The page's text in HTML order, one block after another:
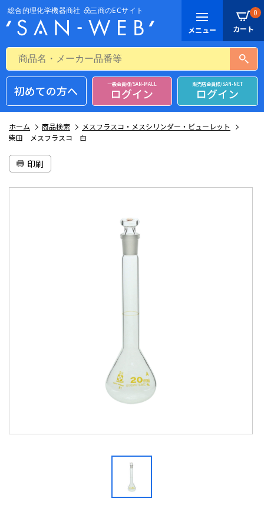
0
初めての方へ 一般会員様/SAN-MALL
ログイン
販売店会員様/SAN-NET
ログイン
ホーム 商品検索
メスフラスコ・メスシリンダー・ビューレット
柴田 メスフラスコ 白
印刷